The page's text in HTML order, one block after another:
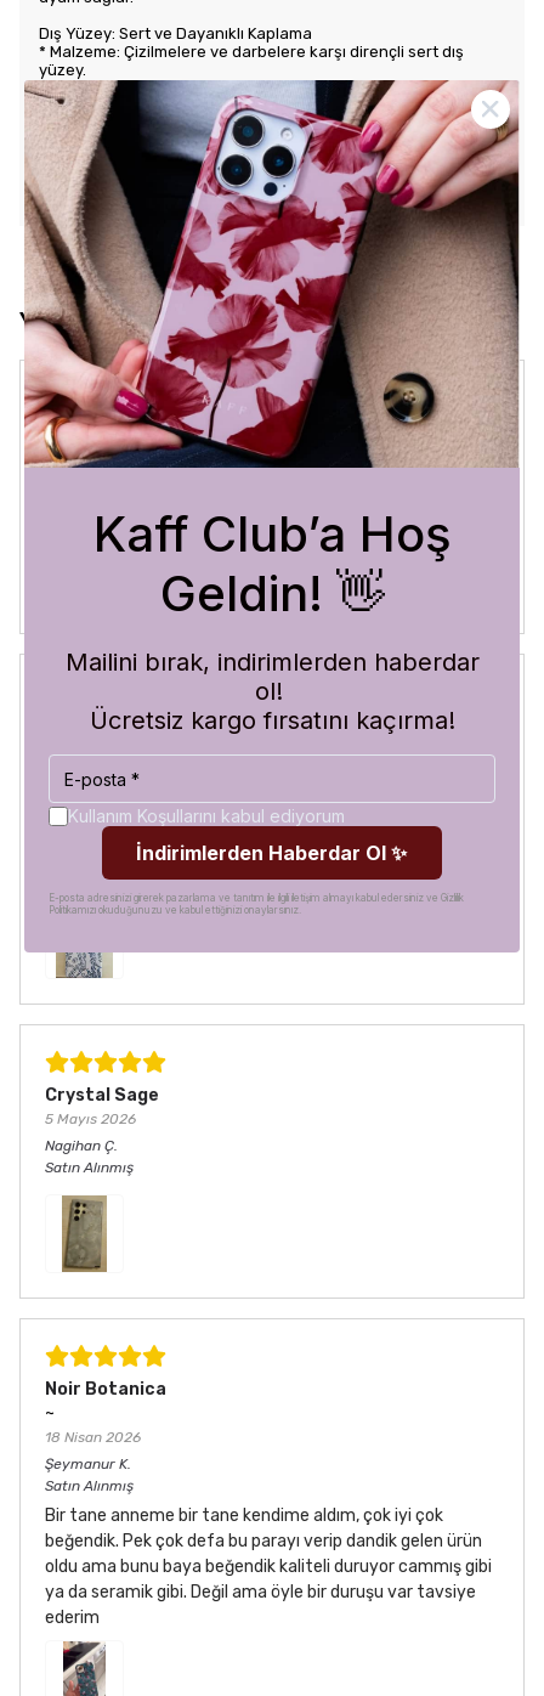
Dış Yüzey: Sert ve Dayanıklı Kaplama
* Malzeme: Çizilmelere ve darbelere karşı dirençli sert dış
yüzey.
* Tasarım: Benzersiz ve şık desenlerle estetik görünüm sunar.
Kullanım Kolaylığı
* Tuş Erişimi: Tuşlara kolay erişim sağlayarak kullanım rahatlığı
sunar.
* Uyum: Telefonunuza tam oturarak gevşek durmaz ve kaliteli
bir his verir.
Yorumlar
Crystal Sage
3 Ağustos 2026
Blue Abyss
Hilal A.
Satın Alınmış
Görür görmez çok beğendim. Hem desen olarak çok şık
hem de koruma olarak çok güvenilir. Ayrıca hızlı kargolama
için teşekkürler
Crystal Sage
5 Mayıs 2026
Nagihan Ç.
Satın Alınmış
Noir Botanica
~
18 Nisan 2026
Şeymanur K.
Satın Alınmış
Bir tane anneme bir tane kendime aldım, çok iyi çok
beğendik. Pek çok defa bu parayı verip dandik gelen ürün
oldu ama bunu baya beğendik kaliteli duruyor cammış gibi
ya da seramik gibi. Değil ama öyle bir duruşu var tavsiye
ederim
Kaff Club’a Hoş
Geldin! 👋
Mailini bırak, indirimlerden haberdar
ol!
Ücretsiz kargo fırsatını kaçırma!
Kullanım Koşullarını kabul ediyorum
İndirimlerden Haberdar Ol ✨
E-posta adresinizi girerek pazarlama ve tanıtım ile ilgili iletişim almayı kabul edersiniz ve Gizlilik
Politikamızı okuduğunuzu ve kabul ettiğinizi onaylarsınız.